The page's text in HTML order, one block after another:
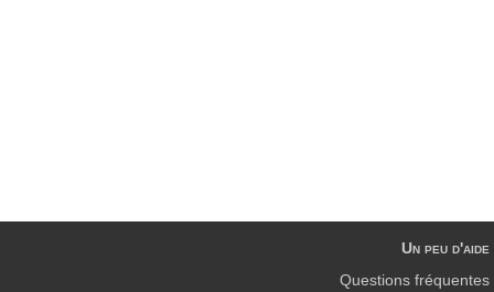
Un peu d'aide
Questions fréquentes